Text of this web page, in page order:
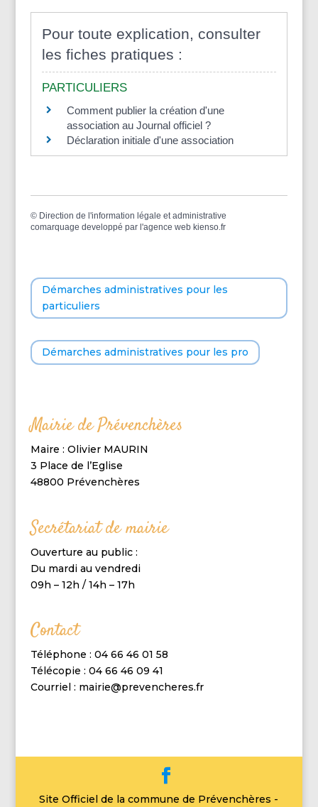
Pour toute explication, consulter
les fiches pratiques :
PARTICULIERS
Comment publier la création d'une
association au Journal officiel ?
Déclaration initiale d'une association
© Direction de l'information légale et administrative
comarquage developpé par l'agence web kienso.fr
Démarches administratives pour les
particuliers
Démarches administratives pour les pro
Mairie de Prévenchères
Maire : Olivier MAURIN
3 Place de l’Eglise
48800 Prévenchères
Secrétariat de mairie
Ouverture au public :
Du mardi au vendredi
09h – 12h / 14h – 17h
Contact
Téléphone : 04 66 46 01 58
Télécopie : 04 66 46 09 41
Courriel : mairie@prevencheres.fr
Site Officiel de la commune de Prévenchères -